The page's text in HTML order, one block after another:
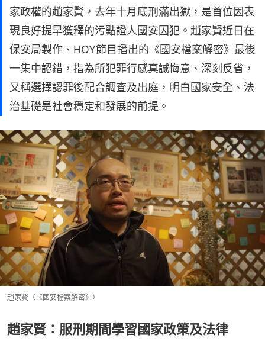
家政權的趙家賢，去年十月底刑滿出獄，是首位因表
現良好提早獲釋的污點證人國安囚犯。趙家賢近日在
保安局製作、HOY節目播出的《國安檔案解密》最後
一集中認錯，指為所犯罪行感真誠悔意、深刻反省，
又稱選擇認罪後配合調查及出庭，明白國家安全、法
治基礎是社會穩定和發展的前提。
趙家賢（《國安檔案解密》）
趙家賢：服刑期間學習國家政策及法律